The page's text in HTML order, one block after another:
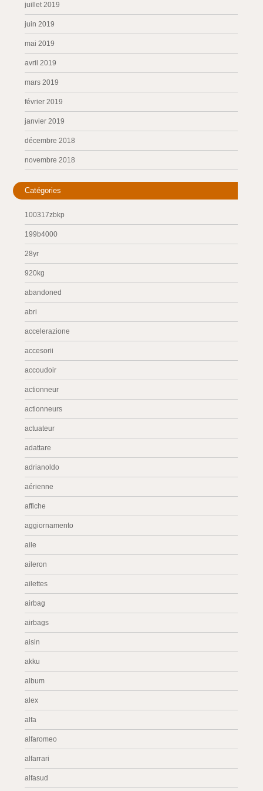
juillet 2019
juin 2019
mai 2019
avril 2019
mars 2019
février 2019
janvier 2019
décembre 2018
novembre 2018
Catégories
100317zbkp
199b4000
28yr
920kg
abandoned
abri
accelerazione
accesorii
accoudoir
actionneur
actionneurs
actuateur
adattare
adrianoldo
aérienne
affiche
aggiornamento
aile
aileron
ailettes
airbag
airbags
aisin
akku
album
alex
alfa
alfaromeo
alfarrari
alfasud